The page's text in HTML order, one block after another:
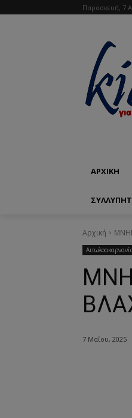
Παρασκευή, 7
ΑΡΧΙΚΗ
Αρχική
7 Μαΐου, 2025